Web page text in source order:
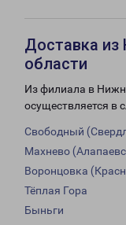
Доставка из
области
Из филиала в
осуществляется в
Свободный
Махнево
Воронцовка
Тёплая Гора
Быньги